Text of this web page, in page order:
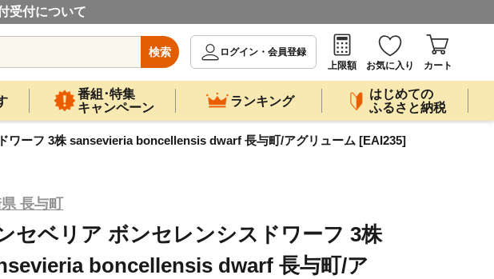
受付について
検索
ログイン・会員登録
上限額
お気に入り カート
番組･特集
キャンペーン
ランキング
はじめての
ふるさと納税
ワーフ 3株 sansevieria boncellensis dwarf 長与町/アグリューム [EAI235]
長与町
セベリア ボンセレンシスドワーフ 3株
boncellensis dwarf 長与町/ア